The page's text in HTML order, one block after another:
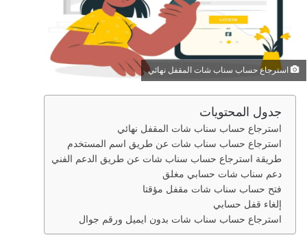
د
ا
ل
ت
و
ي
ا
استرجاع حساب سناب شات المقفل نهائي
جدول المحتويات
استرجاع حساب سناب شات المقفل نهائي
استرجاع حساب سناب شات عن طريق اسم المستخدم
طريقة استرجاع حساب سناب شات عن طريق الدعم الفني
دعم سناب شات حسابي مغلق
فتح حساب سناب شات مقفل مؤقتا
إلغاء قفل حسابي
استرجاع حساب سناب شات بدون ايميل ورقم جوال